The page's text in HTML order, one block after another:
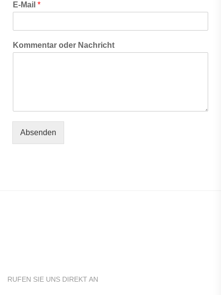
E-Mail *
Kommentar oder Nachricht
Absenden
RUFEN SIE UNS DIREKT AN